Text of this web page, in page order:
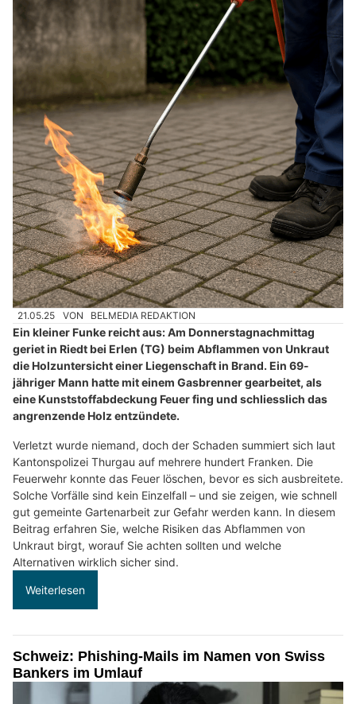
21.05.25 VON BELMEDIA REDAKTION
Ein kleiner Funke reicht aus: Am Donnerstagnachmittag
geriet in Riedt bei Erlen (TG) beim Abflammen von Unkraut
die Holzuntersicht einer Liegenschaft in Brand. Ein 69-
jähriger Mann hatte mit einem Gasbrenner gearbeitet, als
eine Kunststoffabdeckung Feuer fing und schliesslich das
angrenzende Holz entzündete.
Verletzt wurde niemand, doch der Schaden summiert sich laut
Kantonspolizei Thurgau auf mehrere hundert Franken. Die
Feuerwehr konnte das Feuer löschen, bevor es sich ausbreitete.
Solche Vorfälle sind kein Einzelfall – und sie zeigen, wie schnell
gut gemeinte Gartenarbeit zur Gefahr werden kann. In diesem
Beitrag erfahren Sie, welche Risiken das Abflammen von
Unkraut birgt, worauf Sie achten sollten und welche
Alternativen wirklich sicher sind.
Weiterlesen
Schweiz: Phishing-Mails im Namen von Swiss
Bankers im Umlauf